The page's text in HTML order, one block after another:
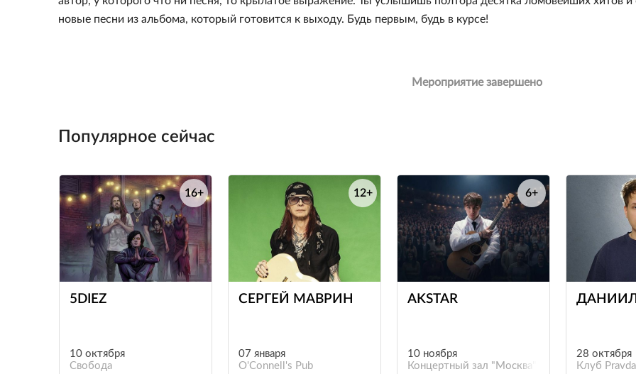
новые песни из альбома, который готовится к выходу. Будь первым, будь в курсе!
Мероприятие завершено
Популярное сейчас
е
5DIEZ
10 октября
Свобода
16+
е
СЕРГЕЙ МАВРИН
07 января
O'Connell's Pub
12+
е
AKSTAR
10 ноября
Концертный зал "Москва"
6+
28 октября
Клуб Pravda